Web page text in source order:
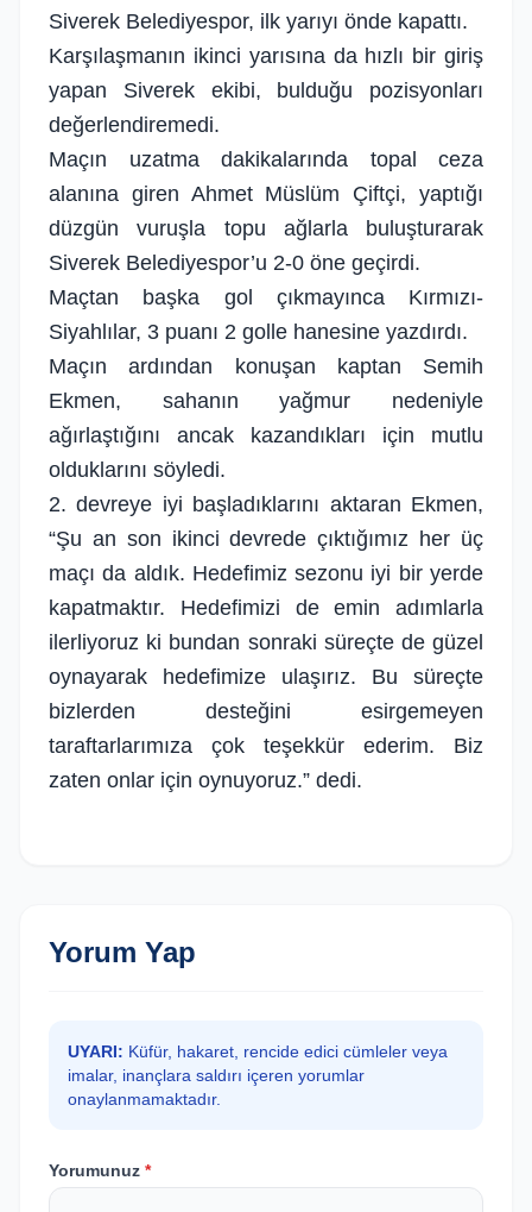
Siverek Belediyespor, ilk yarıyı önde kapattı.
Karşılaşmanın ikinci yarısına da hızlı bir giriş
yapan Siverek ekibi, bulduğu pozisyonları
değerlendiremedi.
Maçın uzatma dakikalarında topal ceza
alanına giren Ahmet Müslüm Çiftçi, yaptığı
düzgün vuruşla topu ağlarla buluşturarak
Siverek Belediyespor’u 2-0 öne geçirdi.
Maçtan başka gol çıkmayınca Kırmızı-
Siyahlılar, 3 puanı 2 golle hanesine yazdırdı.
Maçın ardından konuşan kaptan Semih
Ekmen, sahanın yağmur nedeniyle
ağırlaştığını ancak kazandıkları için mutlu
olduklarını söyledi.
2. devreye iyi başladıklarını aktaran Ekmen,
“Şu an son ikinci devrede çıktığımız her üç
maçı da aldık. Hedefimiz sezonu iyi bir yerde
kapatmaktır. Hedefimizi de emin adımlarla
ilerliyoruz ki bundan sonraki süreçte de güzel
oynayarak hedefimize ulaşırız. Bu süreçte
bizlerden desteğini esirgemeyen
taraftarlarımıza çok teşekkür ederim. Biz
zaten onlar için oynuyoruz.” dedi.
Yorum Yap
UYARI: Küfür, hakaret, rencide edici cümleler veya
imalar, inançlara saldırı içeren yorumlar
onaylanmamaktadır.
Yorumunuz *